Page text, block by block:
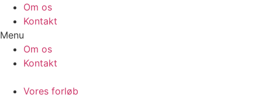
Videre
indhold
Om os
Kontakt
Menu
Om os
Kontakt
Vores forløb